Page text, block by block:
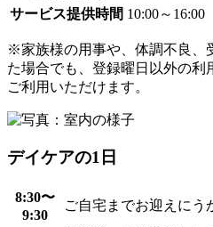
サービス提供時間 10:00～16:00
※家族様の用事や、体調不良、
た場合でも、登録曜日以外の
ご利用いただけます。
デイケアの1日
8:30〜
9:30
ご自宅までお迎えにう